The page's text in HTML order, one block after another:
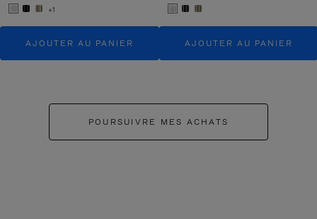
+1
AJOUTER AU PANIER AJOUTER AU PANIER
POURSUIVRE MES ACHATS